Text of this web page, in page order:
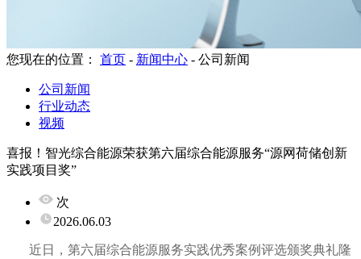
您现在的位置： 首页 - 新闻中心 - 公司新闻
公司新闻
行业动态
视频
喜报！智光综合能源荣获第六届综合能源服务“源网荷储创新
实践项目奖”
次
2026.06.03
近日，第六届综合能源服务实践优秀案例评选颁奖典礼隆